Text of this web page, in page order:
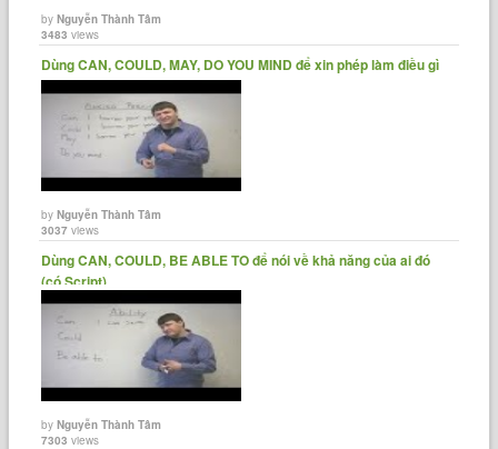
byNguyễn Thành Tâm
3483 views
Dùng CAN, COULD, MAY, DO YOU MIND để xin phép làm điều gì
byNguyễn Thành Tâm
3037 views
Dùng CAN, COULD, BE ABLE TO để nói về khả năng của ai đó
(có Script)
byNguyễn Thành Tâm
7303 views